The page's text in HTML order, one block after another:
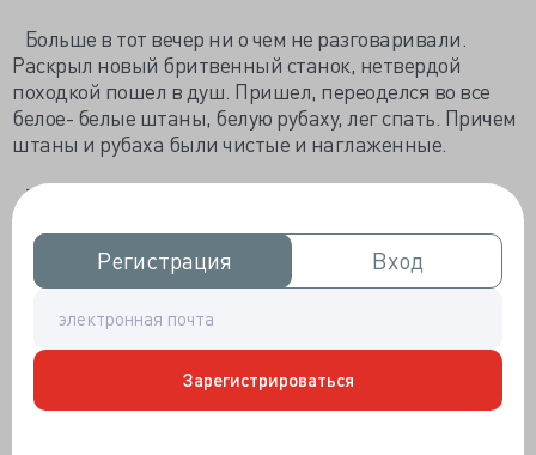
Регистрация
Регистрация Вход
Вход
Зарегистрироваться
Больше в тот вечер ни о чем не разговаривали.
Раскрыл новый бритвенный станок, нетвердой
походкой пошел в душ. Пришел, переоделся во все
белое- белые штаны, белую рубаху, лег спать. Причем
штаны и рубаха были чистые и наглаженные.
Так было каждый вечер. Новая бритва. Душ. Белое
одеяние.
Уже потом, познакомившись, разговорившись, он
всего. Головы, груди, подмышек, яичек, паха, ног.
Белая, чистая, отутюженная одежда нужна для